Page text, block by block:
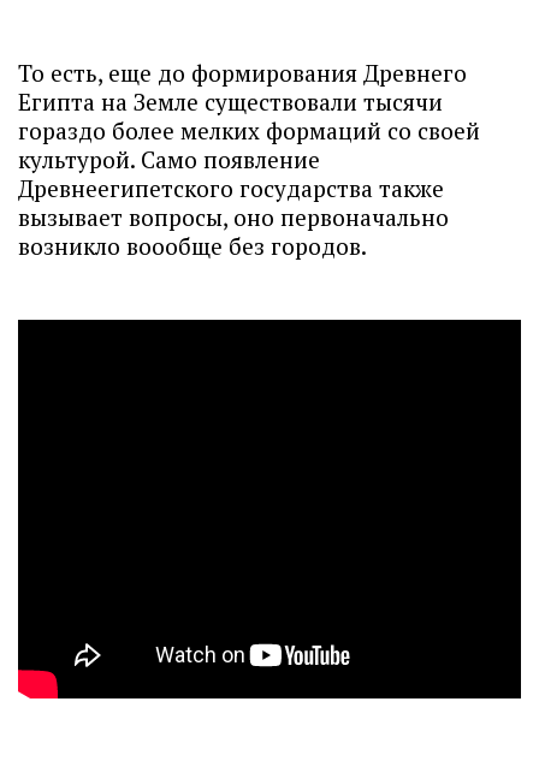
То есть, еще до формирования Древнего
Египта на Земле существовали тысячи
гораздо более мелких формаций со своей
культурой. Само появление
Древнеегипетского государства также
вызывает вопросы, оно первоначально
возникло воообще без городов.